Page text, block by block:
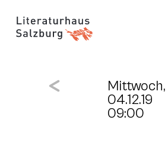
Mittwoch,
04.12.19
09:00